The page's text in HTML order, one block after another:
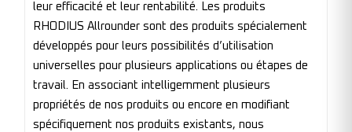
leur efficacité et leur rentabilité. Les produits
RHODIUS Allrounder sont des produits spécialement
développés pour leurs possibilités d’utilisation
universelles pour plusieurs applications ou étapes de
travail. En associant intelligemment plusieurs
propriétés de nos produits ou encore en modifiant
spécifiquement nos produits existants, nous